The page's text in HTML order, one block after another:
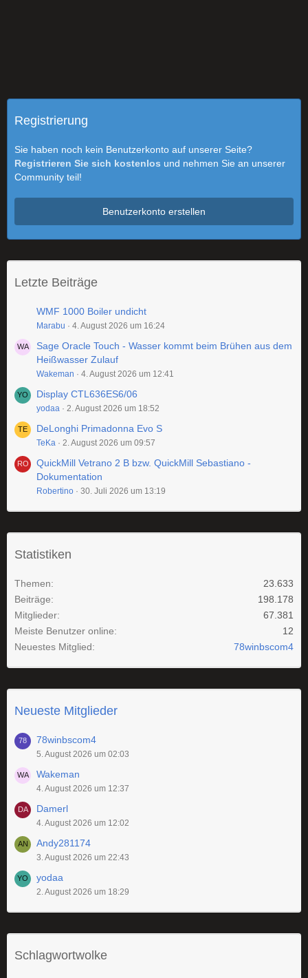
Registrierung
Sie haben noch kein Benutzerkonto auf unserer Seite?
Registrieren Sie sich kostenlos und nehmen Sie an unserer
Community teil!
Benutzerkonto erstellen
Letzte Beiträge
WMF 1000 Boiler undicht
Marabu 4. August 2026 um 16:24
Sage Oracle Touch - Wasser kommt beim Brühen aus dem
Heißwasser Zulauf
Wakeman 4. August 2026 um 12:41
Display CTL636ES6/06
yodaa 2. August 2026 um 18:52
DeLonghi Primadonna Evo S
TeKa 2. August 2026 um 09:57
QuickMill Vetrano 2 B bzw. QuickMill Sebastiano -
Dokumentation
Robertino 30. Juli 2026 um 13:19
Statistiken
Themen
23.633
Beiträge
198.178
Mitglieder
67.381
Meiste Benutzer online
12
Neuestes Mitglied
78winbscom4
Neueste Mitglieder
78winbscom4
5. August 2026 um 02:03
Wakeman
4. August 2026 um 12:37
Damerl
4. August 2026 um 12:02
Andy281174
3. August 2026 um 22:43
yodaa
2. August 2026 um 18:29
Schlagwortwolke